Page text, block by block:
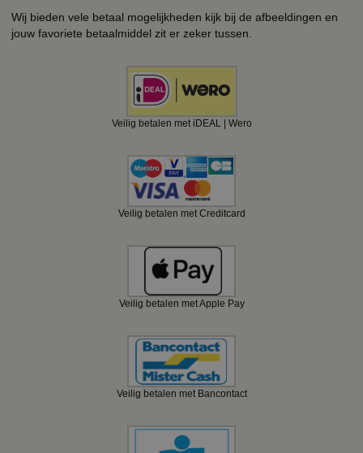
Wij bieden vele betaal mogelijkheden kijk bij de afbeeldingen en
jouw favoriete betaalmiddel zit er zeker tussen.
Veilig betalen met iDEAL | Wero
Veilig betalen met Creditcard
Veilig betalen met Apple Pay
Veilig betalen met Bancontact